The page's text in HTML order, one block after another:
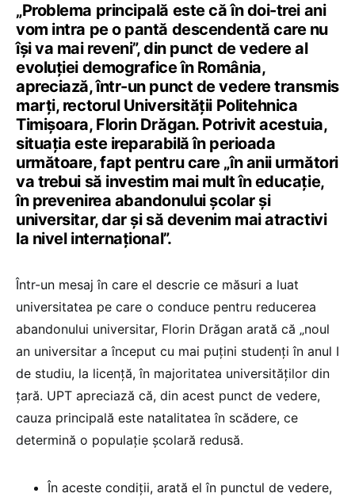
„Problema principală este că în doi-trei ani
vom intra pe o pantă descendentă care nu
își va mai reveni”, din punct de vedere al
evoluției demografice în România,
apreciază, într-un punct de vedere transmis
marți, rectorul Universității Politehnica
Timișoara, Florin Drăgan. Potrivit acestuia,
situația este ireparabilă în perioada
următoare, fapt pentru care „în anii următori
va trebui să investim mai mult în educație,
în prevenirea abandonului școlar și
universitar, dar și să devenim mai atractivi
la nivel internațional”.
Într-un mesaj în care el descrie ce măsuri a luat
universitatea pe care o conduce pentru reducerea
abandonului universitar, Florin Drăgan arată că „noul
an universitar a început cu mai puțini studenți în anul I
de studiu, la licență, în majoritatea universităților din
țară. UPT apreciază că, din acest punct de vedere,
cauza principală este natalitatea în scădere, ce
determină o populație școlară redusă.
În aceste condiții, arată el în punctul de vedere,